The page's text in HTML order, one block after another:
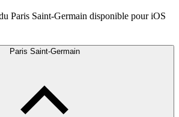
Paris Saint-Germain disponible pour iOS
Paris Saint-Germain